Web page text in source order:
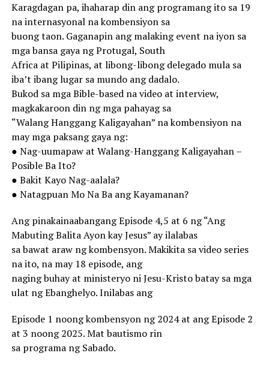
Karagdagan pa, ihaharap din ang programang ito sa 19
na internasyonal na kombensiyon sa
buong taon. Gaganapin ang malaking event na iyon sa
mga bansa gaya ng Protugal, South
Africa at Pilipinas, at libong-libong delegado mula sa
iba’t ibang lugar sa mundo ang dadalo.
Bukod sa mga Bible-based na video at interview,
magkakaroon din ng mga pahayag sa
“Walang Hanggang Kaligayahan” na kombensiyon na
may mga paksang gaya ng:
● Nag-uumapaw at Walang-Hanggang Kaligayahan –
Posible Ba Ito?
● Bakit Kayo Nag-aalala?
● Natagpuan Mo Na Ba ang Kayamanan?
Ang pinakainaabangang Episode 4,5 at 6 ng “Ang
Mabuting Balita Ayon kay Jesus” ay ilalabas
sa bawat araw ng kombensyon. Makikita sa video series
na ito, na may 18 episode, ang
naging buhay at ministeryo ni Jesu-Kristo batay sa mga
ulat ng Ebanghelyo. Inilabas ang
Episode 1 noong kombensyon ng 2024 at ang Episode 2
at 3 noong 2025. Mat bautismo rin
sa programa ng Sabado.